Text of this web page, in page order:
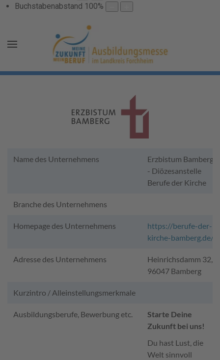
Buchstabenabstand 100%
Name des Unternehmens
Erzbistum Bamberg
- Diözesanstelle
Berufe der Kirche
Branche des Unternehmens
Homepage des Unternehmens
https://berufe-der-
kirche-bamberg.de/
Adresse des Unternehmens
Heinrichsdamm 32,
96047 Bamberg
Kurzintro / Alleinstellungsmerkmale
Ausbildungsberufe, Bewerbung etc.
Starte Deine
Zukunft bei uns!
Du hast Lust, die
Welt sinnvoll